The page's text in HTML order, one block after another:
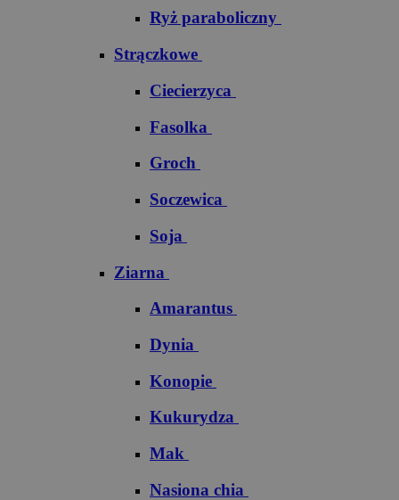
Ryż paraboliczny
Strączkowe
Ciecierzyca
Fasolka
Groch
Soczewica
Soja
Ziarna
Amarantus
Dynia
Konopie
Kukurydza
Mak
Nasiona chia